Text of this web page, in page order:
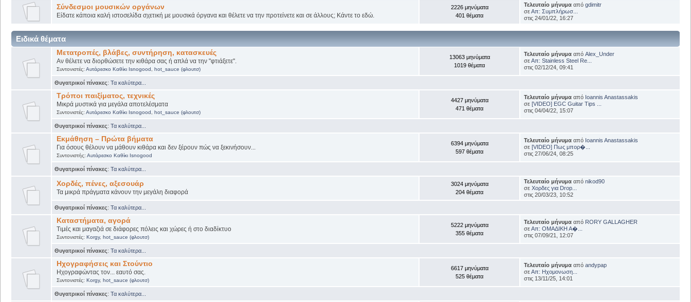
Σύνδεσμοι μουσικών οργάνων
Είδατε κάποια καλή ιστοσελίδα σχετική με μουσικά όργανα και θέλετε να την προτείνετε και σε άλλους; Κάντε το εδώ.
2226 μηνύματα
401 θέματα
Τελευταίο μήνυμα απόgdimitr
σεΑπ: Συμπλήρωσ...
στις 24/01/22, 16:27
Ειδικά θέματα
Μετατροπές, βλάβες, συντήρηση, κατασκευές
Αν θέλετε να διορθώσετε την κιθάρα σας ή απλά να την "φτιάξετε".
Συντονιστές: Αυτάρεσκο Καθίκι Isnogood hot_sauce (φλουτσ)
13063 μηνύματα
1019 θέματα
Τελευταίο μήνυμα απόAlex_Under
σεΑπ: Stainless Steel Re...
στις 02/12/24, 09:41
Θυγατρικοί πίνακες: Τα καλύτερα...
Τρόποι παιξίματος, τεχνικές
Μικρά μυστικά για μεγάλα αποτελέσματα
Συντονιστές: Αυτάρεσκο Καθίκι Isnogood hot_sauce (φλουτσ)
4427 μηνύματα
471 θέματα
Τελευταίο μήνυμα από Ioannis Anastassakis
σε[VIDEO] EGC Guitar Tips ...
στις 04/04/22, 15:07
Θυγατρικοί πίνακες: Τα καλύτερα...
Εκμάθηση – Πρώτα βήματα
Για όσους θέλουν να μάθουν κιθάρα και δεν ξέρουν πώς να ξεκινήσουν...
Συντονιστής: Αυτάρεσκο Καθίκι Isnogood
6394 μηνύματα
597 θέματα
Τελευταίο μήνυμα από Ioannis Anastassakis
σε[VIDEO] Πως μπορ�...
στις 27/06/24, 08:25
Θυγατρικοί πίνακες: Τα καλύτερα...
Χορδές, πένες, αξεσουάρ
Τα μικρά πράγματα κάνουν την μεγάλη διαφορά
3024 μηνύματα
204 θέματα
Τελευταίο μήνυμα απόnikod90
σεΧορδες για Drop...
στις 20/03/23, 10:52
Θυγατρικοί πίνακες: Τα καλύτερα...
Καταστήματα, αγορά
Τιμές και μαγαζιά σε διάφορες πόλεις και χώρες ή στο διαδίκτυο
Συντονιστές: Korgy, hot_sauce (φλουτσ)
5222 μηνύματα
355 θέματα
Τελευταίο μήνυμα από RORY GALLAGHER
σεΑπ: ΟΜΑΔΙΚΗ Α�...
στις 07/09/21, 12:07
Θυγατρικοί πίνακες: Τα καλύτερα...
Ηχογραφήσεις και Στούντιο
Ηχογραφώντας τον... εαυτό σας.
Συντονιστές: Korgy, hot_sauce (φλουτσ)
6617 μηνύματα
525 θέματα
Τελευταίο μήνυμα απόandypap
σεΑπ: Ηχομονωση...
στις 13/11/25, 14:01
Θυγατρικοί πίνακες: Τα καλύτερα...